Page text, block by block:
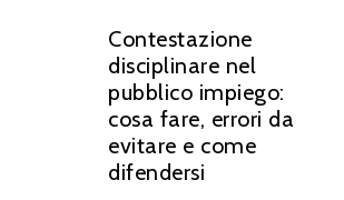
Contestazione
disciplinare nel
pubblico impiego:
cosa fare, errori da
evitare e come
difendersi